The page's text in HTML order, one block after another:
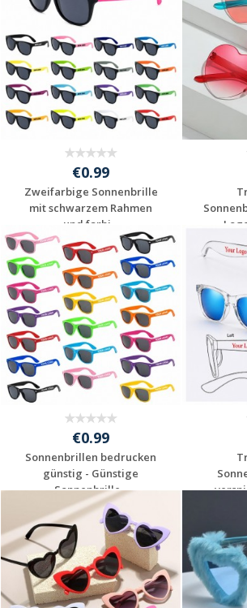
€0.99
Zweifarbige Sonnenbrille
mit schwarzem Rahmen
und farbi...
Jetzt Angebot
anfordern
€0.99
Sonnenbrillen bedrucken
günstig - Günstige
Sonnenbrille...
Jetzt Angebot
anfordern